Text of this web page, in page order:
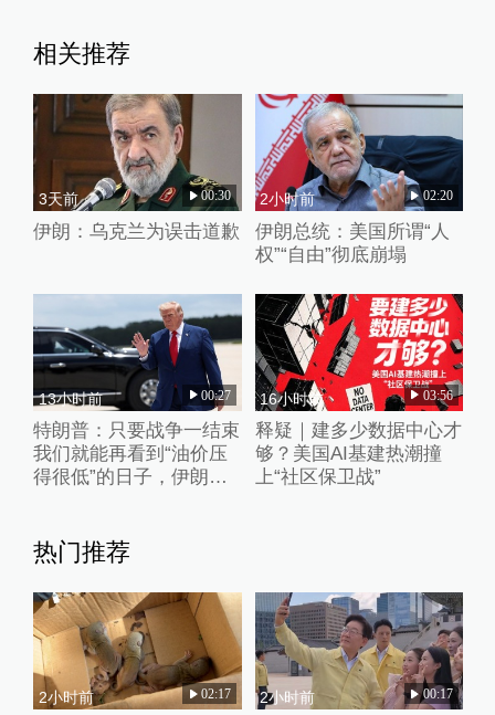
相关推荐
3天前 00:30
伊朗：乌克兰为误击道歉
2小时前 02:20
伊朗总统：美国所谓“人
权”“自由”彻底崩塌
13小时前 00:27
特朗普：只要战争一结束
我们就能再看到“油价压
得很低”的日子，伊朗撑
16小时前 03:56
释疑｜建多少数据中心才
够？美国AI基建热潮撞
上“社区保卫战”
热门推荐
2小时前 02:17 2小时前 00:17